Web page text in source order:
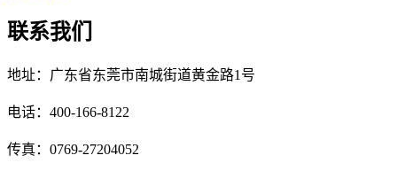
联系我们
地址：广东省东莞市南城街道黄金路1号
电话：400-166-8122
传真：0769-27204052